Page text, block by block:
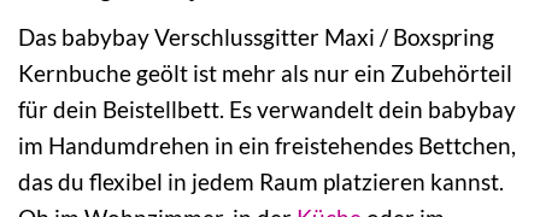
Das babybay Verschlussgitter Maxi / Boxspring
Kernbuche geölt ist mehr als nur ein Zubehörteil
für dein Beistellbett. Es verwandelt dein babybay
im Handumdrehen in ein freistehendes Bettchen,
das du flexibel in jedem Raum platzieren kannst.